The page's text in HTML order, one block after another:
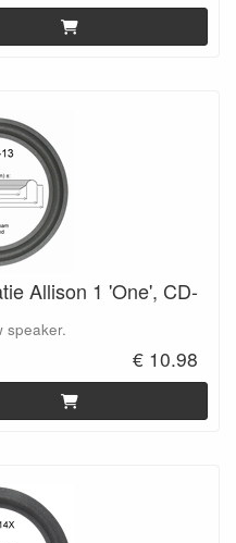
Allison 1 'One', CD-
speaker.
€ 10.98